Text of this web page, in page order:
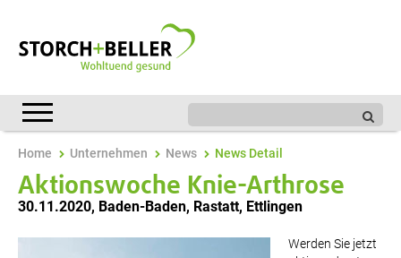
Home Unternehmen News News Detail
Aktionswoche Knie-Arthrose
30.11.2020, Baden-Baden, Rastatt, Ettlingen
Werden Sie jetzt